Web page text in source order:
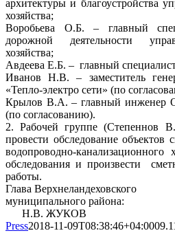
архитектуры и благоустройства
хозяйства;
Воробьева О.Б. – главный
дорожной деятельности
хозяйства;
Авдеева Е.Б. – главный
Иванов Н.В. – заместитель
«Тепло-электро сети» (по
Крылов В.А. – главный инженер
(по согласованию).
2. Рабочей группе (Степеннов
провести обследование объектов
водопроводно-канализационного
обследования и произвести
работы.
Глава Верхнеландеховского
Н.В. ЖУКОВ
Press2018-11-09T08:38:46+04:00